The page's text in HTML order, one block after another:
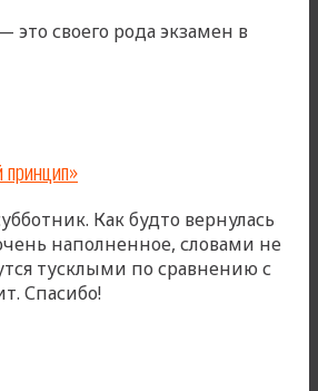
своего рода экзамен в
принцип»
Как будто вернулась
наполненное, словами не
тусклыми по сравнению с
Спасибо!